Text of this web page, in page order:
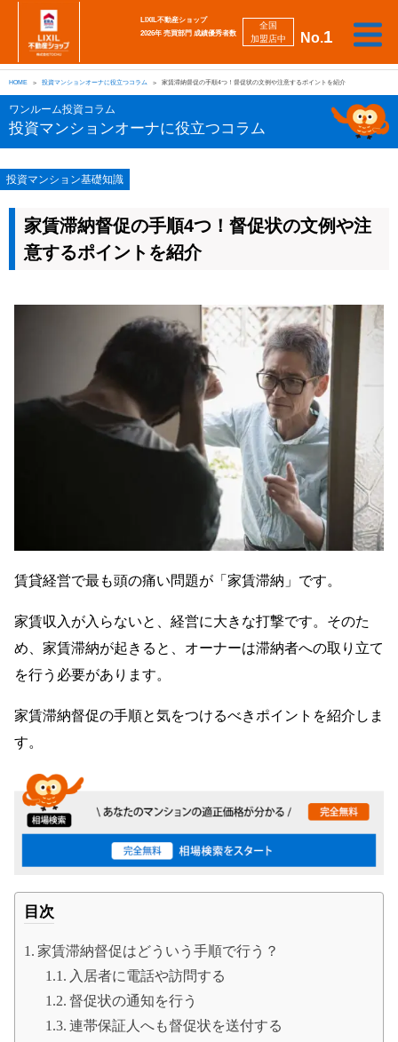
No.1
全国
加盟店中
LIXIL不動産ショップ
2026年 売買部門 成績優秀者数
売
り
た
い
買
い
た
い
相
談
し
た
い
勉
強
し
た
い
強
み
会
社
案
採
用
情
自動
査定
HOME 投資マンションオーナに役立つコラム 家賃滞納督促の手順4つ！督促状の文例や注意するポイントを紹介
ワンルーム投資コラム
投資マンションオーナに役立つコラム
投資マンション基礎知識
家賃滞納督促の手順4つ！督促状の文例や注
意するポイントを紹介
賃貸経営で最も頭の痛い問題が「家賃滞納」です。
家賃収入が入らないと、経営に大きな打撃です。そのた
め、家賃滞納が起きると、オーナーは滞納者への取り立て
を行う必要があります。
家賃滞納督促の手順と気をつけるべきポイントを紹介しま
す。
目次
家賃滞納督促はどういう手順で行う？
入居者に電話や訪問する
督促状の通知を行う
連帯保証人へも督促状を送付する